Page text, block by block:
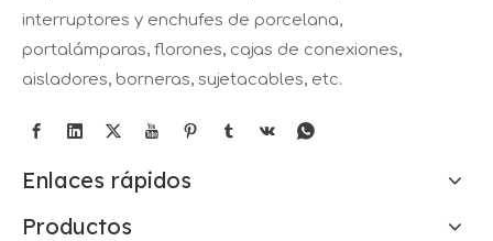
interruptores y enchufes de porcelana,
portalámparas, florones, cajas de conexiones,
aisladores, borneras, sujetacables, etc.
Enlaces rápidos
Productos